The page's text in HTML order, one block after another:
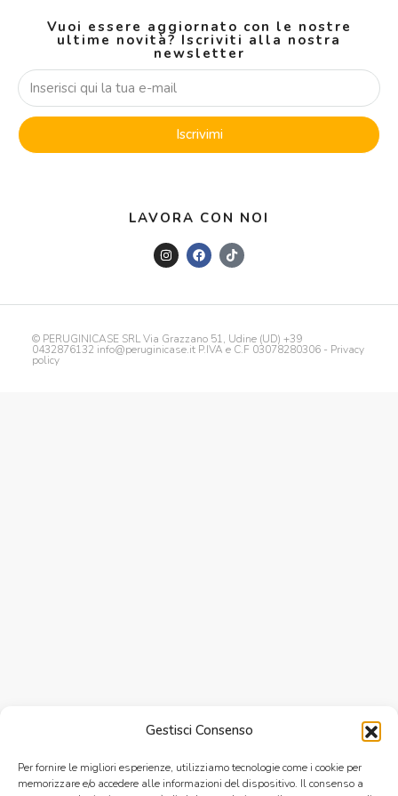
Gestisci Consenso
Per fornire le migliori esperienze, utilizziamo tecnologie come i cookie per
memorizzare e/o accedere alle informazioni del dispositivo. Il consenso a
Vuoi essere aggiornato con le nostre
ultime novità? Iscriviti alla nostra
newsletter
Iscrivimi
LAVORA CON NOI
© PERUGINICASE SRL Via Grazzano 51, Udine (UD) +39
0432876132 info@peruginicase.it P.IVA e C.F 03078280306 - Privacy
policy